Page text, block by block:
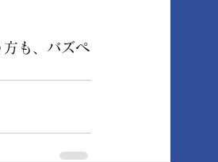
も、バズペ